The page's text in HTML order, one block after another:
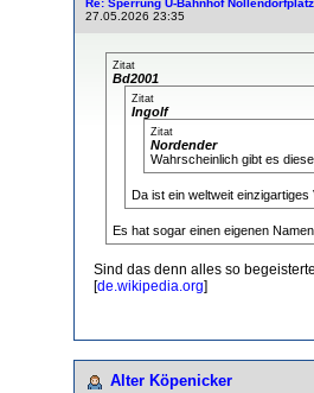
27.05.2026 23:35
Zitat
Bd2001
Zitat
Ingolf
Zitat
Nordender
Wahrscheinlich gibt es
Da ist ein weltweit
Es hat sogar einen eigenen
Sind das denn alles so
[de.wikipedia.org]
Alter Köpenicker